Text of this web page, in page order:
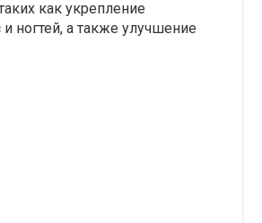
как укрепление
ногтей, а также улучшение